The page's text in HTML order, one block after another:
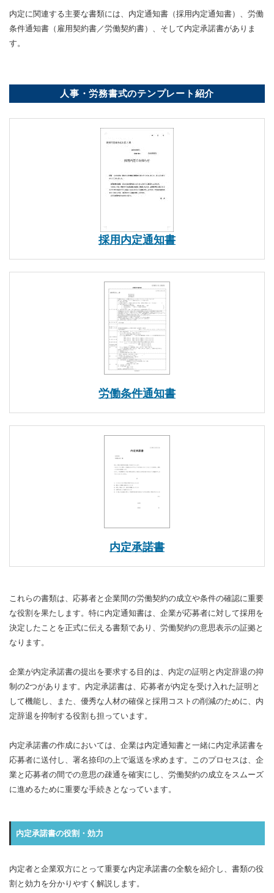
内定に関連する主要な書類には、内定通知書（採用内定通知書）、労働
条件通知書（雇用契約書／労働契約書）、そして内定承諾書がありま
す。
人事・労務書式のテンプレート紹介
採用内定通知書
労働条件通知書
内定承諾書
これらの書類は、応募者と企業間の労働契約の成立や条件の確認に重要
な役割を果たします。特に内定通知書は、企業が応募者に対して採用を
決定したことを正式に伝える書類であり、労働契約の意思表示の証拠と
なります。
企業が内定承諾書の提出を要求する目的は、内定の証明と内定辞退の抑
制の2つがあります。内定承諾書は、応募者が内定を受け入れた証明と
して機能し、また、優秀な人材の確保と採用コストの削減のために、内
定辞退を抑制する役割も担っています。
内定承諾書の作成においては、企業は内定通知書と一緒に内定承諾書を
応募者に送付し、署名捺印の上で返送を求めます。このプロセスは、企
業と応募者の間での意思の疎通を確実にし、労働契約の成立をスムーズ
に進めるために重要な手続きとなっています。
内定承諾書の役割・効力
内定者と企業双方にとって重要な内定承諾書の全貌を紹介し、書類の役
割と効力を分かりやすく解説します。